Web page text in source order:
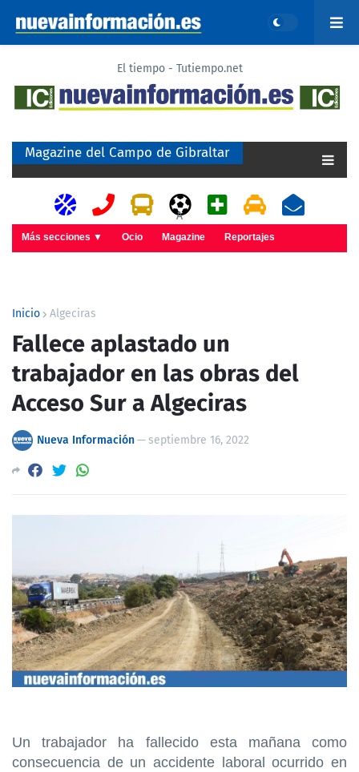
El tiempo - Tutiempo.net
Magazine del Campo de Gibraltar
A
Más secciones ▼ Ocio Magazine Reportajes
Inicio Algeciras
Fallece aplastado un
trabajador en las obras del
Acceso Sur a Algeciras
Nueva Información— septiembre 16, 2022
Un trabajador ha fallecido esta mañana como
consecuencia de un accidente laboral ocurrido en